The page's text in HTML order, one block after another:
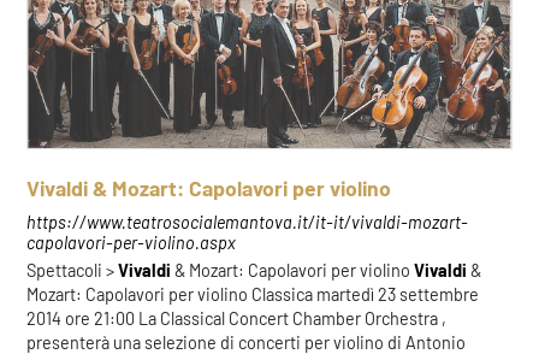
Vivaldi & Mozart: Capolavori per violino
https://www.teatrosocialemantova.it/it-it/vivaldi-mozart-
capolavori-per-violino.aspx
Spettacoli >Vivaldi & Mozart: Capolavori per violinoVivaldi &
Mozart: Capolavori per violino Classica martedì 23 settembre
2014 ore 21:00 La Classical Concert Chamber Orchestra ,
presenterà una selezione di concerti per violino di Antonio